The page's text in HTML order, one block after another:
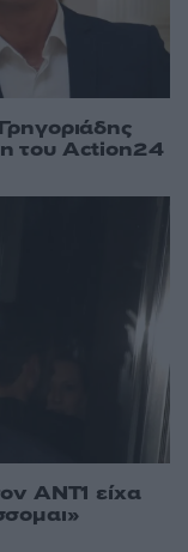
του Action24
ΑΝΤ1 είχα